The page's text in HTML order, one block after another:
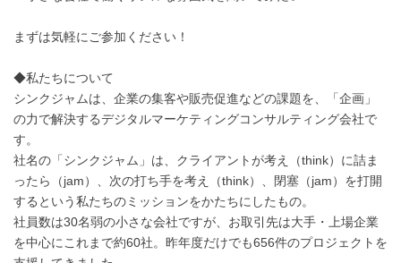
まずは気軽にご参加ください！
◆私たちについて
シンクジャムは、企業の集客や販売促進などの課題を、「企画」
の力で解決するデジタルマーケティングコンサルティング会社で
す。
社名の「シンクジャム」は、クライアントが考え（think）に詰ま
ったら（jam）、次の打ち手を考え（think）、閉塞（jam）を打開
するという私たちのミッションをかたちにしたもの。
社員数は30名弱の小さな会社ですが、お取引先は大手・上場企業
を中心にこれまで約60社。昨年度だけでも656件のプロジェクトを